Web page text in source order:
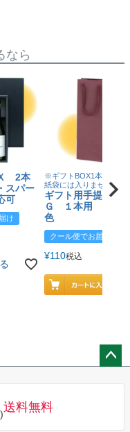
なら
2本
スパー
可
け
※ギフトBOX1本用はこ
紙袋には入りません
ギフト用手提げＢ
Ｇ １本用 エン
色
クール便でお届け
¥110税込
送料無料